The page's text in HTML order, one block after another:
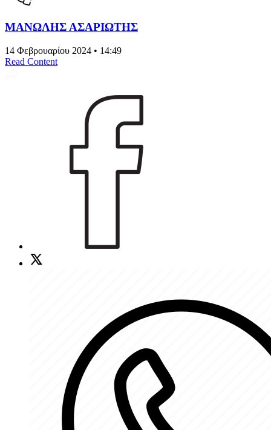
ΜΑΝΩΛΗΣ ΑΣΑΡΙΩΤΗΣ
14 Φεβρουαρίου 2024 • 14:49
Read Content